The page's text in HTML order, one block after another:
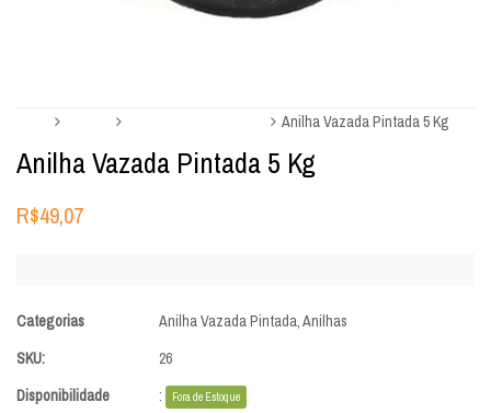
Anilha Vazada Pintada 5 Kg
Anilha Vazada Pintada 5 Kg
R$49,07
Categorias Anilha Vazada Pintada,Anilhas
SKU:
26
Disponibilidade
: Fora de Estoque